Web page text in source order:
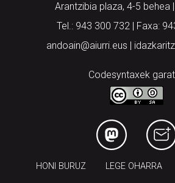
Arantzibia plaza, 4-5 behea
Tel.: 943 300 732 | Faxa:
andoain@aiurri.eus |
Codesyntaxek
HONI BURUZ LEGE OHARRA